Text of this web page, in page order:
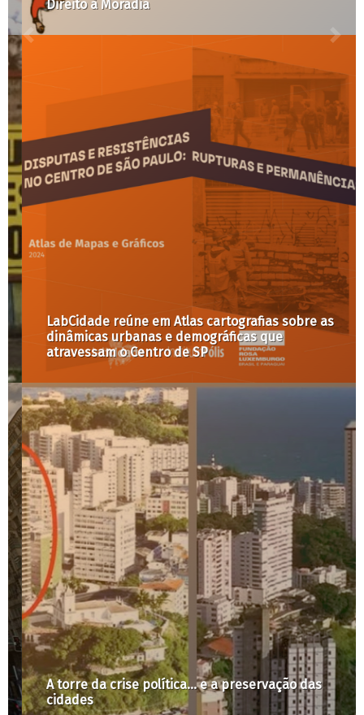
Direito à Moradia
LabCidade reúne em Atlas cartografias sobre as
dinâmicas urbanas e demográficas que
atravessam o Centro de SP
A torre da crise política… e a preservação das
cidades